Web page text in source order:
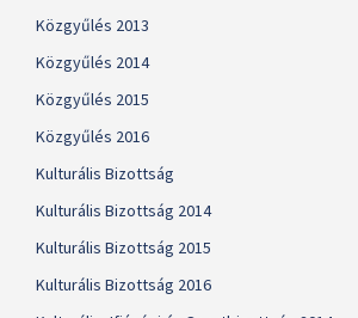
Közgyűlés 2013
Közgyűlés 2014
Közgyűlés 2015
Közgyűlés 2016
Kulturális Bizottság
Kulturális Bizottság 2014
Kulturális Bizottság 2015
Kulturális Bizottság 2016